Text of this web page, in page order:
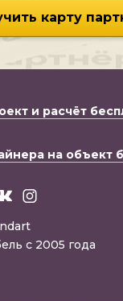
карту
и расчёт
на объект
с 2005 года